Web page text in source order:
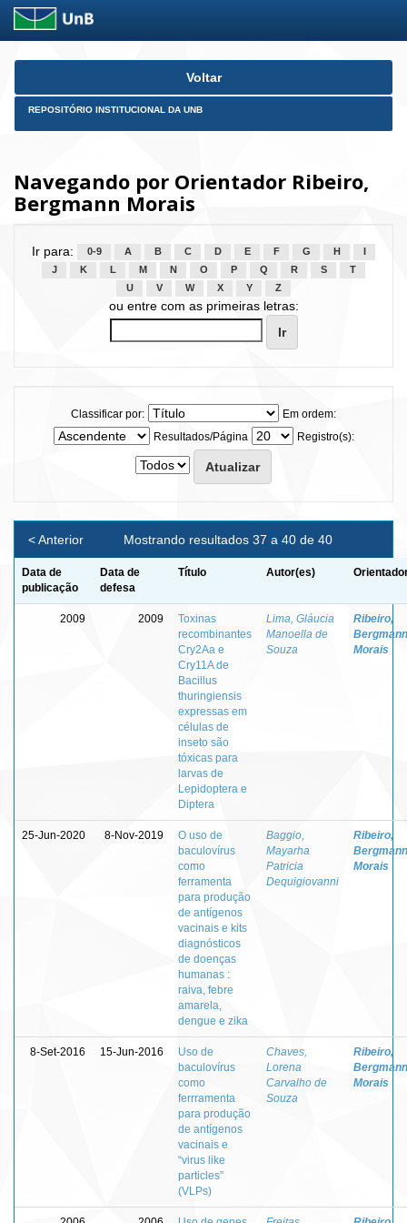
Skip
Voltar
REPOSITÓRIO INSTITUCIONAL DA UNB
Navegando por Orientador Ribeiro,
Bergmann Morais
Ir para: 0-9 A B C D E F G H
J
K L M N O P Q R S
T
U
V W X Y Z
ou entre com as primeiras letras:
Classificar por:
Em ordem:
Resultados/Página
Registro(s):
Mostrando resultados 37 a 40 de 40
< Anterior
Data de
publicação
Data de
defesa
Título Autor(es)
2009 2009
Toxinas
recombinantes
Cry2Aa e
Cry11A de
Bacillus
thuringiensis
expressas em
células de
inseto são
tóxicas para
larvas de
Lepidoptera e
Diptera
Lima, Gláucia
Manoella de
Souza
Ribeiro,
Bergmann
Morais
25-Jun-2020 8-Nov-2019
O uso de
baculovírus
como
ferramenta
para produção
de antígenos
vacinais e kits
diagnósticos
de doenças
humanas :
raiva, febre
amarela,
dengue e zika
Baggio,
Mayarha
Patricia
Dequigiovanni
Ribeiro,
Bergmann
Morais
8-Set-2016 15-Jun-2016
Uso de
baculovírus
como
ferrramenta
para produção
de antígenos
vacinais e
“virus like
particles”
(VLPs)
Chaves,
Lorena
Carvalho de
Souza
Ribeiro,
Bergmann
Morais